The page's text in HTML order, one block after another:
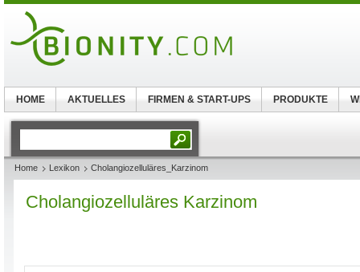
Home Lexikon Cholangiozelluläres_Karzinom
Cholangiozelluläres Karzinom
HOME AKTUELLES FIRMEN & START-UPS PRODUKTE